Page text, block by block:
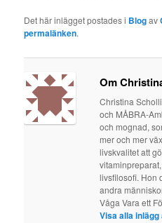
Det här inlägget postades i Blogav
permalänken.
Om
Christina
och MÅBRA-
och mognad,
mer och mer
livskvalitet att
livsfilosofi. Hon
andra
Våga Vara ett
Visa alla